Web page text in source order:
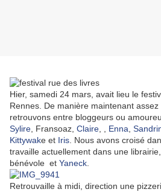
Hier, samedi 24 mars, avait lieu le
Rennes. De manière maintenant
retrouvons entre bloggeurs ou
Sylire , Fransoaz, Claire Enna
Kittywake et Iris . Nous avons croisé
travaille actuellement dans une librairie,
bénévole et Yaneck
Retrouvaille à midi, direction une